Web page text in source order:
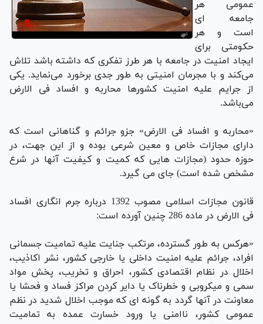
عمومی‌ هر
جامعه ای
است و هر
حکومتی برای
ایجاد امنیت در جامعه با هر طرز تفکری که داشته باشد تلاش
می‌کند و با مجرمان امنیتی به طور جدی برخورد می‌نماید. یکی
از جرایم علیه امنیت کشورها محاربه و افساد فی الارض
می‌باشد.
«محاربه و افساد فی الارض» جزو جرائم و گناهانی است که
دارای مجازات خاص و معین شرعی بوده و از این جهت، در
حوزه حدود (مجازات هایی که کمیت و کیفیت آنها در شرع
مشخص شده است) جای می گیرد.
قانون مجازات اسلامی مصوب 1392 درباره جرم انگاری افساد
فی الارض در ماده 286 چنین آورده است:
«هرکس به طور گسترده، مرتکب جنایت علیه تمامیت جسمانی
افراد، جرائم علیه امنیت داخلی یا خارجی کشور، نشر اکاذیب،
اخلال در نظام اقتصادی کشور، احراق و تخریب، پخش مواد
سمی و میکروبی و خطرناک یا دایر کردن مراکز فساد و فحشا یا
معاونت در آنها گردد به گونه ای که موجب اخلال شدید در نظم
عمومی کشور، ناامنی یا ورود خسارت عمده به تمامیت